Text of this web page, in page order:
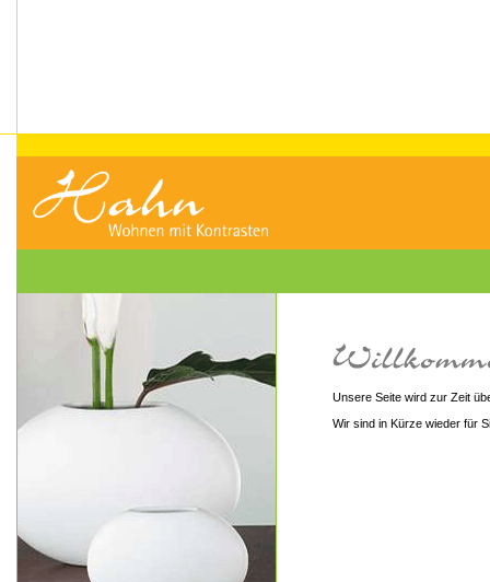
Unsere Seite wird zur Zeit
Wir sind in Kürze wieder für